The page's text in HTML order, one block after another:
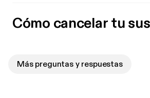
Cómo cancelar tu
Más preguntas y respuestas